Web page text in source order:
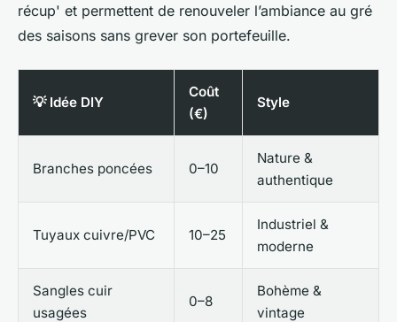
récup' et permettent de renouveler l’ambiance au gré
des saisons sans grever son portefeuille.
💡 Idée DIY
Coût
(€)
Style
Branches poncées 0–10
Nature &
authentique
Tuyaux cuivre/PVC 10–25
Industriel &
moderne
Sangles cuir
usagées
0–8
Bohème &
vintage